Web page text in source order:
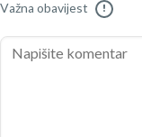
Važna obavijest !